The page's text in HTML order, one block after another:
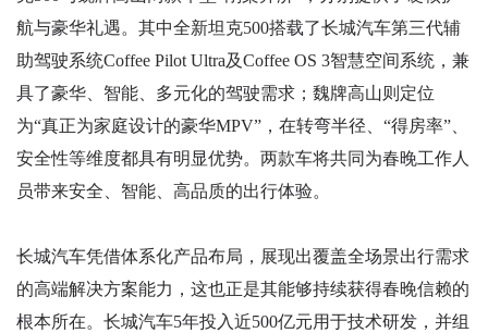
航与豪华礼遇。其中全新坦克500搭载了长城汽车第三代辅
助驾驶系统Coffee Pilot Ultra及Coffee OS 3智慧空间系统，兼
具了豪华、智能、多元化的驾驶需求；魏牌高山则定位
为“真正为家庭设计的豪华MPV”，在转弯半径、“得房率”、
安全性等维度都具有明显优势。两款车将共同为春晚工作人
员带来安全、智能、高品质的出行体验。
长城汽车凭借体系化产品布局，展现出覆盖全场景出行需求
的高端解决方案能力，这也正是其能够持续获得春晚信赖的
根本所在。长城汽车5年投入近500亿元用于技术研发，并组